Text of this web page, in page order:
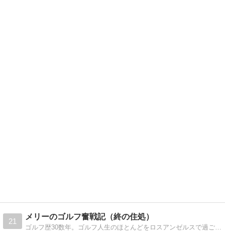
21
メリーのゴルフ奮戦記（終の住処）
ゴルフ歴30数年。ゴルフ人生のほとんどをロスアンゼルスで過ごし、ようやく日本のゴルフに慣れて来たところ。好きなコースは稚内カントリークラブと根室ゴルフクラブ。